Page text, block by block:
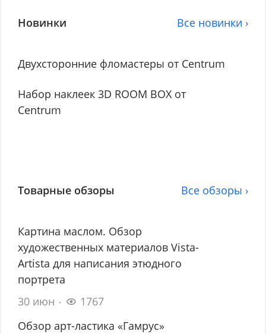
Новинки Все новинки ›
Двухсторонние фломастеры от Centrum
Набор наклеек 3D ROOM BOX от
Centrum
Товарные обзоры Все обзоры ›
Картина маслом. Обзор
художественных материалов Vista-
Artista для написания этюдного
портрета
30 июн
1767
Обзор арт-ластика «Гамрус»